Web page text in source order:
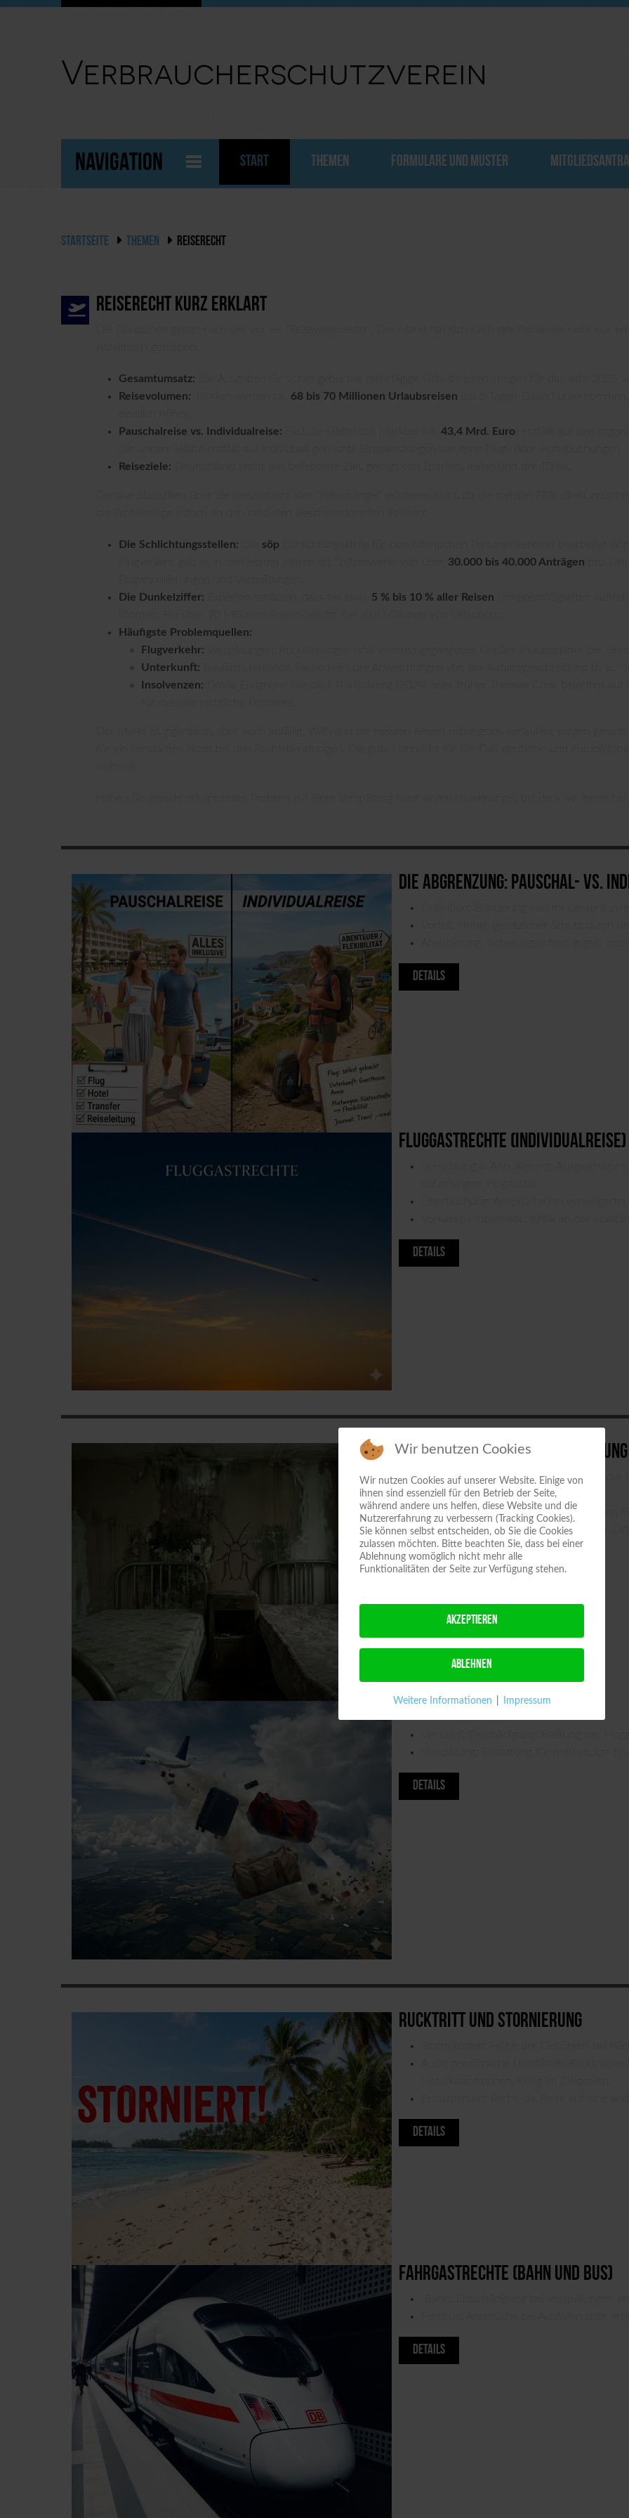
Verbraucherschutzverein
NAVIGATION START THEMEN FORMULARE UND MUSTER
STARTSEITE THEMEN REISERECHT
Reiserecht kurz erklärt
Die Deutschen gelten nach wie vor als "Reiseweltmeister". Der Markt hat sich nach der Pandemie nicht nur
Allzeithoch getrieben.
Gesamtumsatz: Die Ausgaben für vorab gebuchte mehrtägige Urlaubsreisen stiegen für das Jahr 2025
Reisevolumen:
68 bis 70 Millionen Urlaubsreisen (ab 5 Tagen Dauer)
Pauschalreise vs. Individualreise:
43,4 Mrd. Euro ) entfällt auf den
Die andere Hälfte entfällt auf individuell gebuchte Einzelleistungen wie reine Flug- oder Hotelbuchungen.
Reiseziele: Deutschland bleibt das beliebteste Ziel, gefolgt von Spanien, Italien und der Türkei.
Genaue Statistiken über die Gesamtzahl aller "Reisemängel" existieren nicht, da die meisten Fälle direkt
die Problemlage jedoch an den offiziellen Beschwerdestellen ablesen:
Die Schlichtungsstellen: söp (Schlichtungsstelle für den öffentlichen Personenverkehr) bearbeitet
Flugverkehr gab es in den letzten Jahren oft Spitzenwerte von über 30.000 bis 40.000 Anträgen pro
Flugannullierungen und Verspätungen.
Die Dunkelziffer:
5 % bis 10 % aller Reisen Unregelmäßigkeiten
Häufigste Problemquellen:
Flugverkehr: Verspätungen, Annullierungen und verloren gegangenes Gepäck (Haupttreiber der
Unterkunft: Baulärm, fehlende Sauberkeit oder Abweichungen von der Katalogbeschreibung (z. B.
Insolvenzen: Große Ereignisse wie die FTI-Insolvenz (2024) oder früher Thomas Cook betreffen auf
Der Markt ist gigantisch, aber auch anfällig. Während die meisten Reisen reibungslos verlaufen, sorgen gerade
für ein konstantes Hoch bei den Rechtsberatungen. Die gute Nachricht für Sie: Das deutsche und
Haben Sie gerade ein spezielles Problem mit einer Verspätung oder einem Hotelmangel, bei dem wir Ihnen
Die Abgrenzung: Pauschal- vs.
Definition: Bündelung von mindestens
Vorteil: Hoher gesetzlicher Schutz durch
Absicherung: Sicherungsschein gegen
DETAILS
Fluggastrechte (Individualreise)
Verspätung & Annullierung:
kurzfristigem Flugausfall
Überbuchung: Ansprüche bei
Vorkasse-Problematik: Kritik an der
DETAILS
Reisemängel und Gewährleistung
Abweichungen: Hotel entspricht nicht der
fehlender Pool)
Reisemängel-Tabellen: ADAC, Kemptener,
Rügepflicht: Mängel müssen sofort vor
DETAILS
Haftung für Reisegepäck
Verlust & Beschädigung: Haftung der
Verspätung: Erstattung für notwendige
DETAILS
Rücktritt und Stornierung
Außergewöhnliche Umstände:
Naturkatastrophen, Krieg im Zielgebiet).
Ersatzperson: Recht, die Reise auf eine
DETAILS
Fahrgastrechte (Bahn und Bus)
Bahn: Entschädigung bei Verspätungen
Fernbus: Ansprüche bei Ausfällen oder
DETAILS
Wir benutzen Cookies
Wir nutzen Cookies auf unserer Website. Einige von
ihnen sind essenziell für den Betrieb der Seite,
während andere uns helfen, diese Website und die
Nutzererfahrung zu verbessern (Tracking Cookies).
Sie können selbst entscheiden, ob Sie die Cookies
zulassen möchten. Bitte beachten Sie, dass bei einer
Ablehnung womöglich nicht mehr alle
Funktionalitäten der Seite zur Verfügung stehen.
AKZEPTIEREN
ABLEHNEN
Weitere Informationen Impressum